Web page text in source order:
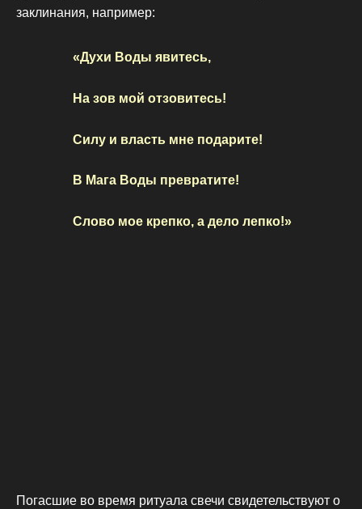
заклинания, например:
«Духи Воды явитесь,
На зов мой отзовитесь!
Силу и власть мне подарите!
В Мага Воды превратите!
Слово мое крепко, а дело лепко!»
Погасшие во время ритуала свечи свидетельствуют о